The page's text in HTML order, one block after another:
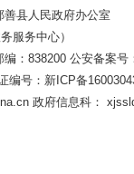
县人民政府办公室
服务中心）
编：838200 公安备案号
编号：新ICP备
政府信息科：